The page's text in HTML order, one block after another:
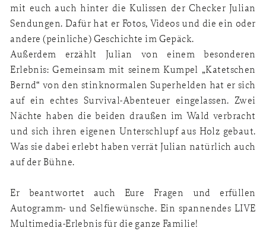
mit euch auch hinter die Kulissen der Checker Julian
Sendungen. Dafür hat er Fotos, Videos und die ein oder
andere (peinliche) Geschichte im Gepäck.
Außerdem erzählt Julian von einem besonderen
Erlebnis: Gemeinsam mit seinem Kumpel „Katetschen
Bernd“ von den stinknormalen Superhelden hat er sich
auf ein echtes Survival-Abenteuer eingelassen. Zwei
Nächte haben die beiden draußen im Wald verbracht
und sich ihren eigenen Unterschlupf aus Holz gebaut.
Was sie dabei erlebt haben verrät Julian natürlich auch
auf der Bühne.
Er beantwortet auch Eure Fragen und erfüllen
Autogramm- und Selfiewünsche. Ein spannendes LIVE
Multimedia-Erlebnis für die ganze Familie!